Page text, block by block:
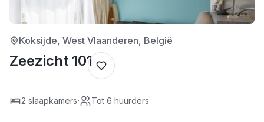
Koksijde, West Vlaanderen, België
Zeezicht 101
2 slaapkamers· Tot 6 huurders